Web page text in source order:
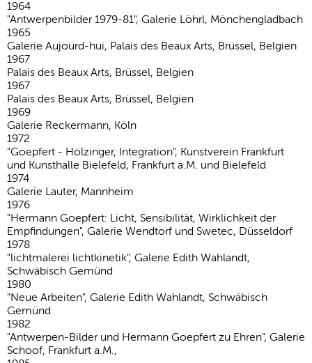
1964
"Antwerpenbilder 1979-81", Galerie Löhrl, Mönchengladbach
1965
Galerie Aujourd-hui, Palais des Beaux Arts, Brüssel, Belgien
1967
Palais des Beaux Arts, Brüssel, Belgien
1967
Palais des Beaux Arts, Brüssel, Belgien
1969
Galerie Reckermann, Köln
1972
"Goepfert - Hölzinger, Integration", Kunstverein Frankfurt
und Kunsthalle Bielefeld, Frankfurt a.M. und Bielefeld
1974
Galerie Lauter, Mannheim
1976
"Hermann Goepfert: Licht, Sensibilität, Wirklichkeit der
Empfindungen", Galerie Wendtorf und Swetec, Düsseldorf
1978
"lichtmalerei lichtkinetik", Galerie Edith Wahlandt,
Schwäbisch Gemünd
1980
"Neue Arbeiten", Galerie Edith Wahlandt, Schwäbisch
Gemünd
1982
"Antwerpen-Bilder und Hermann Goepfert zu Ehren", Galerie
Schoof, Frankfurt a.M.,